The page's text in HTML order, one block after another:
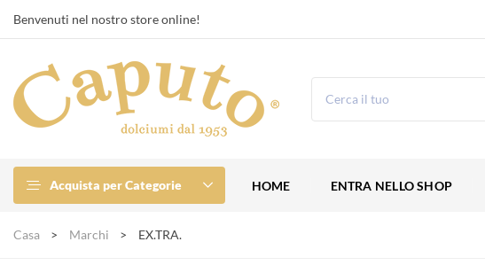
Benvenuti nel nostro store online!
Acquista per Categorie HOME ENTRA NELLO SHOP
Casa Marchi EX.TRA.